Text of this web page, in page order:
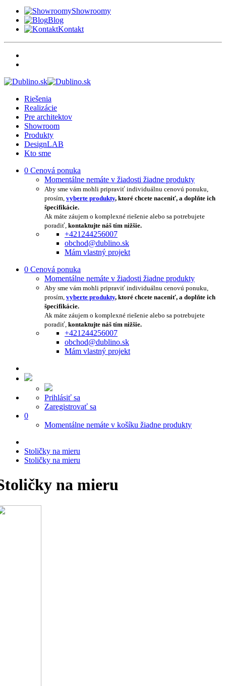
Showroomy
Blog
Kontakt
Riešenia
Realizácie
Pre architektov
Showroom
Produkty
DesignLAB
Kto sme
0 Cenová ponuka
Momentálne nemáte v žiadosti žiadne produkty
Aby sme vám mohli pripraviť individuálnu cenovú ponuku,
prosím, vyberte produkty, ktoré chcete naceniť, a doplňte ich
špecifikácie.
Ak máte záujem o komplexné riešenie alebo sa potrebujete
poradiť, kontaktujte náš tím nižšie.
+421244256007
obchod@dublino.sk
Mám vlastný projekt
0 Cenová ponuka
Momentálne nemáte v žiadosti žiadne produkty
Aby sme vám mohli pripraviť individuálnu cenovú ponuku,
prosím, vyberte produkty, ktoré chcete naceniť, a doplňte ich
špecifikácie.
Ak máte záujem o komplexné riešenie alebo sa potrebujete
poradiť, kontaktujte náš tím nižšie.
+421244256007
obchod@dublino.sk
Mám vlastný projekt
Prihlásiť sa
Zaregistrovať sa
0
Momentálne nemáte v košíku žiadne produkty
Stoličky na mieru
Stoličky na mieru
na mieru